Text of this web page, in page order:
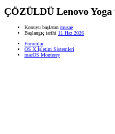
ÇÖZÜLDÜ Lenovo
Konuyu başlatan musae
Başlangıç tarihi 11 Haz 2026
Forumlar
OS X İşletim Sistemleri
macOS Monterey